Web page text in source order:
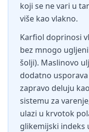
koji se ne vari u
više kao vlakno.
Karfiol doprinosi
bez mnogo
šolji). Maslinovo
dodatno
zapravo deluju
sistemu za
ulazi u krvotok
glikemijski indeks